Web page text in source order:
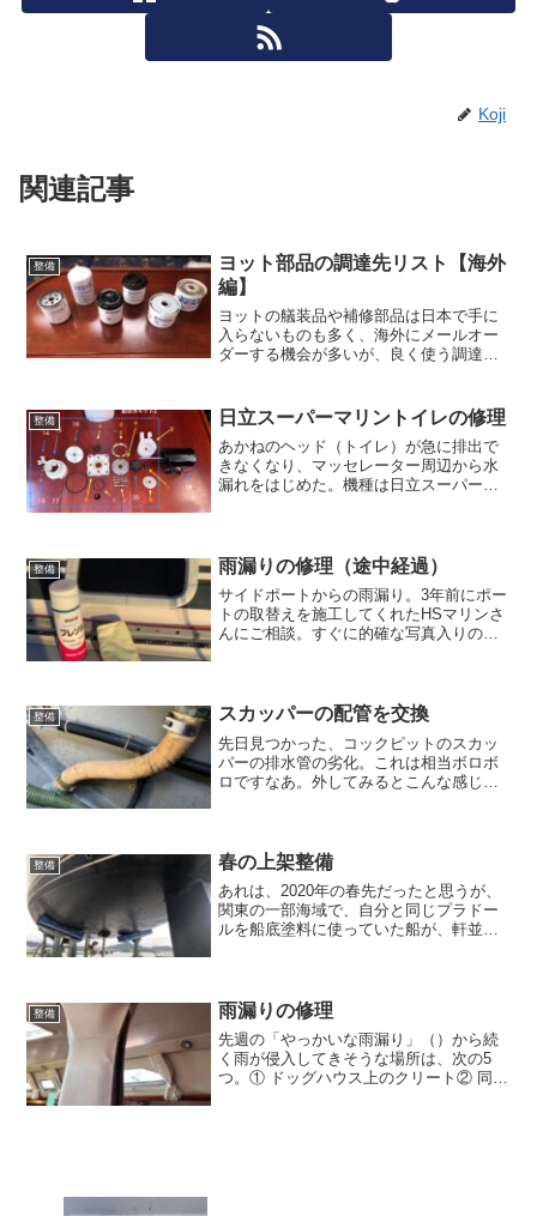
Koji
関連記事
整備
ヨット部品の調達先リスト【海外
編】
ヨットの艤装品や補修部品は日本で手に
入らないものも多く、海外にメールオー
ダーする機会が多いが、良く使う調達先
名： Parts4Engines( エンジンの消耗
品が安い。...
整備 日立スーパーマリントイレの修理
あかねのヘッド（トイレ）が急に排出で
きなくなり、マッセレーター周辺から水
漏れをはじめた。機種は日立スーパーマ
癪だったので、ちょ...
整備 雨漏りの修理（途中経過）
サイドポートからの雨漏り。3年前にポー
トの取替えを施工してくれたHSマリンさ
んにご相談。すぐに的確な写真入りのイ
からコーキングをし直し...
整備 スカッパーの配管を交換
先日見つかった、コックピットのスカッ
パーの排水管の劣化。これは相当ボロボ
ロですなあ。外してみるとこんな感じ
サニタリーホース（ゴ...
整備 春の上架整備
あれは、2020年の春先だったと思うが、
関東の一部海域で、自分と同じプラドー
ルを船底塗料に使っていた船が、軒並み
うことがあった。これ...
整備 雨漏りの修理
先週の「やっかいな雨漏り」（）から続
く雨が侵入してきそうな場所は、次の5
つ。① ドッグハウス上のクリート② 同、